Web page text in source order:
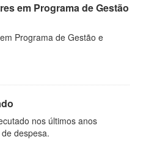
em Programa de Gestão
Programa de Gestão e
nos últimos anos
despesa.